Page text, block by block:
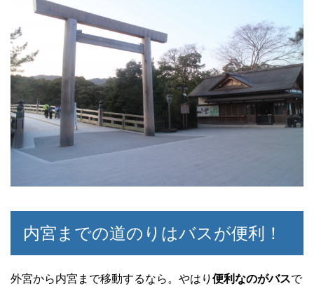
内宮までの道のりはバスが便利！
外宮から内宮まで移動するなら。やはり 便利なのがバスで